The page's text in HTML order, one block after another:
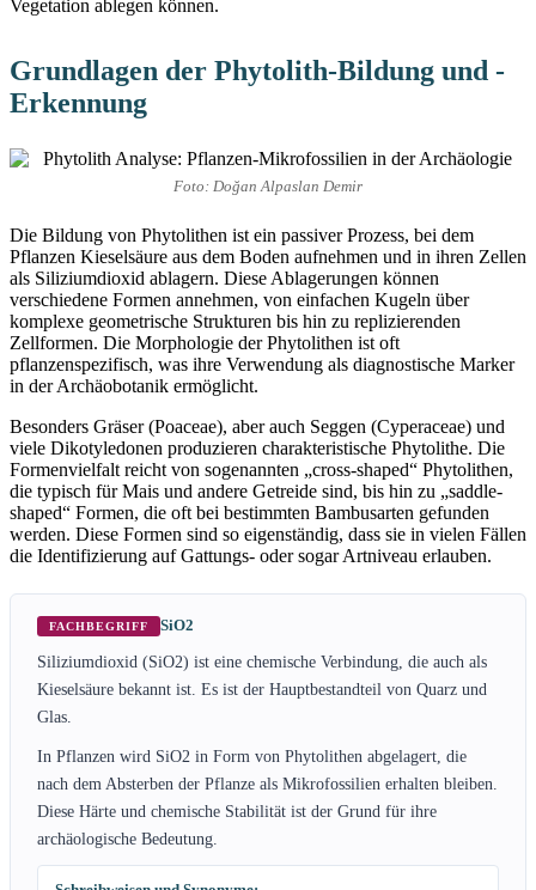
Vegetation ablegen können.
Grundlagen der Phytolith-Bildung und -
Erkennung
Foto: Doğan Alpaslan Demir
Die Bildung von Phytolithen ist ein passiver Prozess, bei dem
Pflanzen Kieselsäure aus dem Boden aufnehmen und in ihren Zellen
als Siliziumdioxid ablagern. Diese Ablagerungen können
verschiedene Formen annehmen, von einfachen Kugeln über
komplexe geometrische Strukturen bis hin zu replizierenden
Zellformen. Die Morphologie der Phytolithen ist oft
pflanzenspezifisch, was ihre Verwendung als diagnostische Marker
in der Archäobotanik ermöglicht.
Besonders Gräser (Poaceae), aber auch Seggen (Cyperaceae) und
viele Dikotyledonen produzieren charakteristische Phytolithe. Die
Formenvielfalt reicht von sogenannten „cross-shaped“ Phytolithen,
die typisch für Mais und andere Getreide sind, bis hin zu „saddle-
shaped“ Formen, die oft bei bestimmten Bambusarten gefunden
werden. Diese Formen sind so eigenständig, dass sie in vielen Fällen
die Identifizierung auf Gattungs- oder sogar Artniveau erlauben.
FACHBEGRIFF SiO2
Siliziumdioxid (SiO2) ist eine chemische Verbindung, die auch als
Kieselsäure bekannt ist. Es ist der Hauptbestandteil von Quarz und
Glas.
In Pflanzen wird SiO2 in Form von Phytolithen abgelagert, die
nach dem Absterben der Pflanze als Mikrofossilien erhalten bleiben.
Diese Härte und chemische Stabilität ist der Grund für ihre
archäologische Bedeutung.